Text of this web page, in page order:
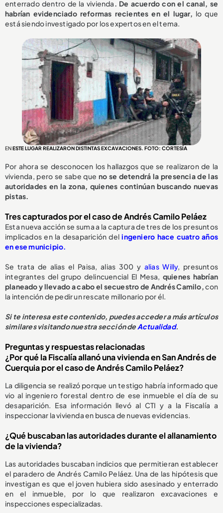
enterrado dentro de la vivienda. De acuerdo con el canal, se
habrían evidenciado reformas recientes en el lugar, lo que
está siendo investigado por los expertos en el tema.
ENESTE LUGAR REALIZARON DISTINTAS EXCAVACIONES. FOTO: CORTESÍA
Por ahora se desconocen los hallazgos que se realizaron de la
vivienda, pero se sabe que no se detendrá la presencia de las
autoridades en la zona, quienes continúan buscando nuevas
pistas.
Tres capturados por el caso de Andrés Camilo Peláez
Esta nueva acción se suma a la captura de tres de los presuntos
implicados en la desaparición delingeniero hace cuatro años
en ese municipio.
Se trata de alias el Paisa, alias 300 y alias Willy, presuntos
integrantes del grupo delincuencial El Mesa, quienes habrían
planeado y llevado a cabo el secuestro de Andrés Camilo,con
la intención de pedir un rescate millonario por él.
Si te interesa este contenido, puedes acceder a más artículos
similares visitando nuestra sección deActualidad.
Preguntas y respuestas relacionadas
¿Por qué la Fiscalía allanó una vivienda en San Andrés de
Cuerquia por el caso de Andrés Camilo Peláez?
La diligencia se realizó porque un testigo habría informado que
vio al ingeniero forestal dentro de ese inmueble el día de su
desaparición. Esa información llevó al CTI y a la Fiscalía a
inspeccionar la vivienda en busca de nuevas evidencias.
¿Qué buscaban las autoridades durante el allanamiento
de la vivienda?
Las autoridades buscaban indicios que permitieran establecer
el paradero de Andrés Camilo Peláez. Una de las hipótesis que
investigan es que el joven hubiera sido asesinado y enterrado
en el inmueble, por lo que realizaron excavaciones e
inspecciones especializadas.